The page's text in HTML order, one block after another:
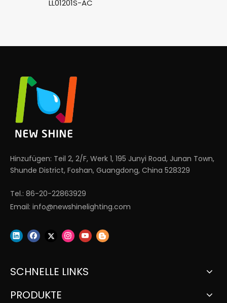
LL01201S-AC
Hinzufügen: Teil 2, 2/F, Werk 1, 195 Junyi Road, Junan Town,
Shunde District, Foshan, Guangdong, China 528329
Tel.: 86-20-22863929
Email: info@newshinelighting.com
SCHNELLE LINKS
PRODUKTE